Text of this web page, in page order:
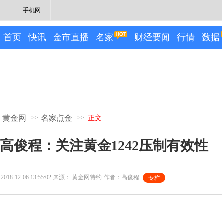
手机网
首页 快讯 金市直播 名家 财经要闻 行情 数据
黄金网 >> 名家点金 >> 正文
高俊程：关注黄金1242压制有效性
2018-12-06 13:55:02 来源： 黄金网特约 作者：高俊程 专栏